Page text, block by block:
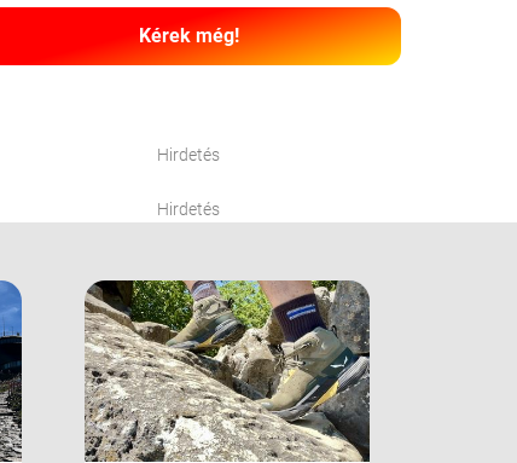
Kérek még!
Hirdetés
Hirdetés